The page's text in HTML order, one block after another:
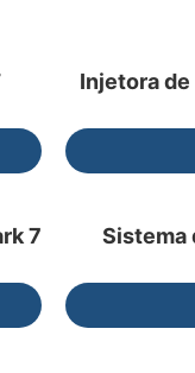
Injetora
7
Sistema